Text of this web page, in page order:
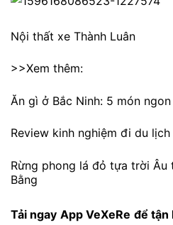
Nội thất xe Thành Luân
>>Xem thêm:
Ăn gì ở Bắc Ninh: 5 món
Review kinh nghiệm đi du
Rừng phong lá đỏ tựa trời Âu
Bằng
Tải ngay App VeXeRe để tận